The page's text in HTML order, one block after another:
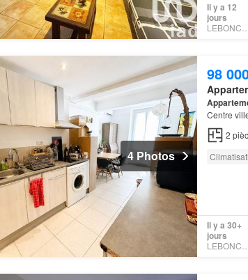
Il y a 12
jours
4 Photos
98
Centre
2
Il y a 30+
jours